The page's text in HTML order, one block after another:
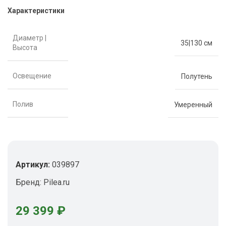
Характеристики
Диаметр |
Высота
35|130 см
Освещение Полутень
Полив Умеренный
Артикул: 039897
Бренд: Pilea.ru
29 399 ₽